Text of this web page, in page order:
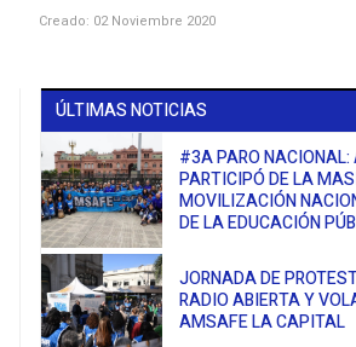
Creado: 02 Noviembre 2020
ÚLTIMAS NOTICIAS
#3A PARO
PARTICIPÓ DE LA
MOVILIZACIÓN
DE LA EDUCACIÓN
JORNADA DE
RADIO ABIERTA Y
AMSAFE LA CAPITAL